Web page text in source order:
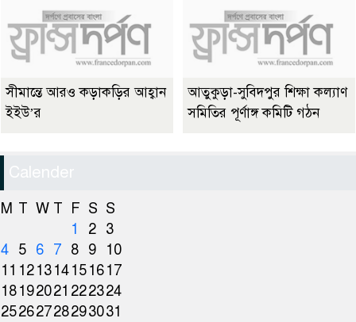
সীমান্তে আরও কড়াকড়ির আহ্বান
ইইউ’র
আতুকুড়া-সুবিদপুর শিক্ষা কল্যাণ
সমিতির পূর্ণাঙ্গ কমিটি গঠন
Calender
M T W T F S S
1
2 3
4 5 6 7 8 9
10
11 121314151617
18192021 222324
25262728293031